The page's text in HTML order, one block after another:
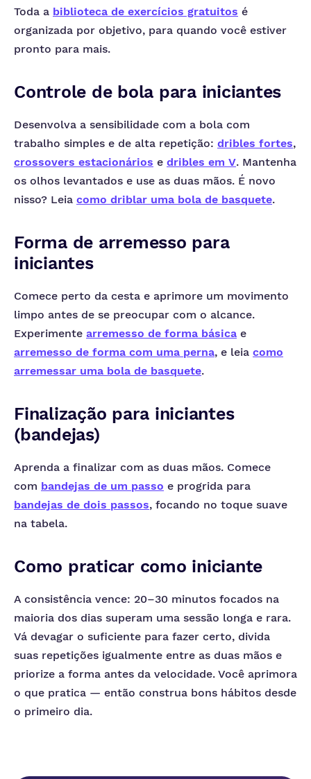
Toda a biblioteca de exercícios gratuitos é
organizada por objetivo, para quando você estiver
pronto para mais.
Controle de bola para iniciantes
Desenvolva a sensibilidade com a bola com
trabalho simples e de alta repetição: dribles fortes,
crossovers estacionários e dribles em V. Mantenha
os olhos levantados e use as duas mãos. É novo
nisso? Leia como driblar uma bola de basquete.
Forma de arremesso para
iniciantes
Comece perto da cesta e aprimore um movimento
limpo antes de se preocupar com o alcance.
Experimente arremesso de forma básica e
arremesso de forma com uma perna, e leia como
arremessar uma bola de basquete.
Finalização para iniciantes
(bandejas)
Aprenda a finalizar com as duas mãos. Comece
com bandejas de um passo e progrida para
bandejas de dois passos, focando no toque suave
na tabela.
Como praticar como iniciante
A consistência vence: 20–30 minutos focados na
maioria dos dias superam uma sessão longa e rara.
Vá devagar o suficiente para fazer certo, divida
suas repetições igualmente entre as duas mãos e
priorize a forma antes da velocidade. Você aprimora
o que pratica — então construa bons hábitos desde
o primeiro dia.